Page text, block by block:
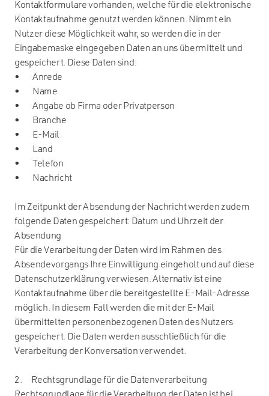
Kontaktformulare vorhanden, welche für die elektronische
Kontaktaufnahme genutzt werden können. Nimmt ein
Nutzer diese Möglichkeit wahr, so werden die in der
Eingabemaske eingegeben Daten an uns übermittelt und
gespeichert. Diese Daten sind:
• Anrede
• Name
• Angabe ob Firma oder Privatperson
• Branche
• E-Mail
• Land
• Telefon
• Nachricht
Im Zeitpunkt der Absendung der Nachricht werden zudem
folgende Daten gespeichert: Datum und Uhrzeit der
Absendung
Für die Verarbeitung der Daten wird im Rahmen des
Absendevorgangs Ihre Einwilligung eingeholt und auf diese
Datenschutzerklärung verwiesen. Alternativ ist eine
Kontaktaufnahme über die bereitgestellte E-Mail-Adresse
möglich. In diesem Fall werden die mit der E-Mail
übermittelten personenbezogenen Daten des Nutzers
gespeichert. Die Daten werden ausschließlich für die
Verarbeitung der Konversation verwendet.
2. Rechtsgrundlage für die Datenverarbeitung